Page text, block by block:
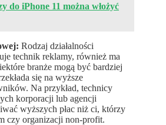
do iPhone 11 można włożyć
Rodzaj działalności
technik reklamy, również ma
branże mogą być bardziej
się na wyższe
Na przykład, technicy
korporacji lub agencji
wyższych płac niż ci, którzy
czy organizacji non-profit.